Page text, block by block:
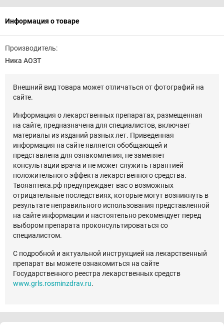
Информация о товаре
Производитель:
Ника АОЗТ
Внешний вид товара может отличаться от фотографий на
сайте.
Информация о лекарственных препаратах, размещенная
на сайте, предназначена для специалистов, включает
материалы из изданий разных лет. Приведенная
информация на сайте является обобщающей и
представлена для ознакомления, не заменяет
консультации врача и не может служить гарантией
положительного эффекта лекарственного средства.
Твояаптека.рф предупреждает вас о возможных
отрицательные последствиях, которые могут возникнуть в
результате неправильного использования представленной
на сайте информации и настоятельно рекомендует перед
выбором препарата проконсультироваться со
специалистом.
С подробной и актуальной инструкцией на лекарственный
препарат вы можете ознакомиться на сайте
Государственного реестра лекарственных средств
www.grls.rosminzdrav.ru.